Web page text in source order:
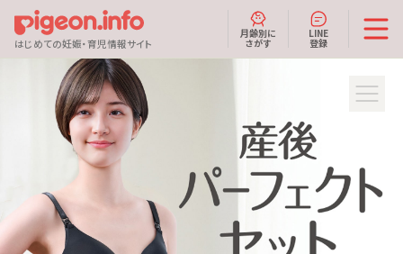
はじめての妊娠・育児情報サイト
月齢別に
さがす
LINE
登録